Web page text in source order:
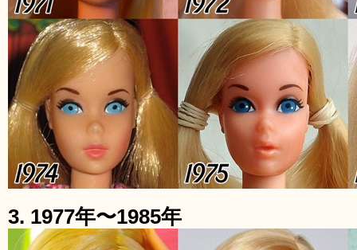
3. 1977年〜1985年